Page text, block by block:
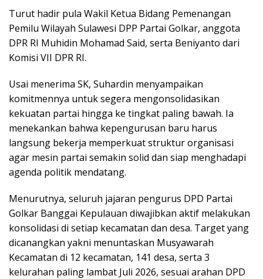
Turut hadir pula Wakil Ketua Bidang Pemenangan
Pemilu Wilayah Sulawesi DPP Partai Golkar, anggota
DPR RI Muhidin Mohamad Said, serta Beniyanto dari
Komisi VII DPR RI.
Usai menerima SK, Suhardin menyampaikan
komitmennya untuk segera mengonsolidasikan
kekuatan partai hingga ke tingkat paling bawah. Ia
menekankan bahwa kepengurusan baru harus
langsung bekerja memperkuat struktur organisasi
agar mesin partai semakin solid dan siap menghadapi
agenda politik mendatang.
Menurutnya, seluruh jajaran pengurus DPD Partai
Golkar Banggai Kepulauan diwajibkan aktif melakukan
konsolidasi di setiap kecamatan dan desa. Target yang
dicanangkan yakni menuntaskan Musyawarah
Kecamatan di 12 kecamatan, 141 desa, serta 3
kelurahan paling lambat Juli 2026, sesuai arahan DPD